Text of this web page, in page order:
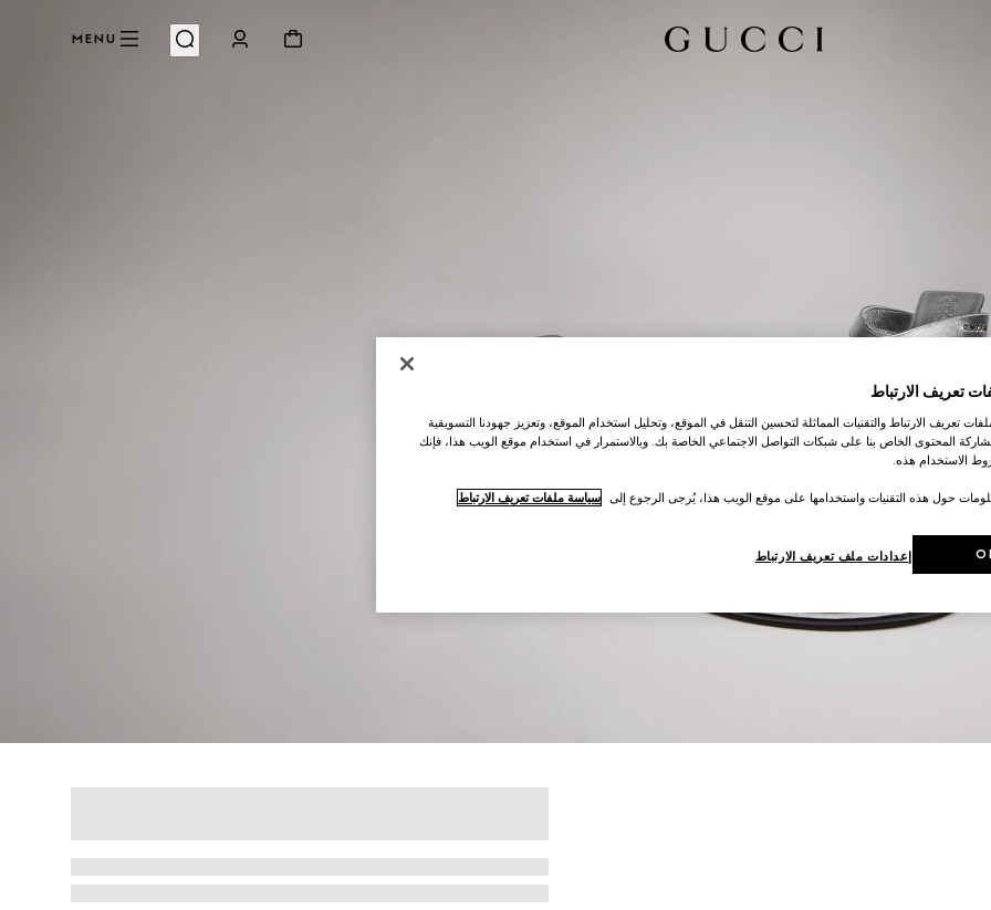
MENU
تعريف الارتباط
تعريف الارتباط والتقنيات المماثلة لتحسين التنقل في الموقع، وتحليل استخدام الموقع، وتعزيز جهودنا التسويقية
المحتوى الخاص بنا على شبكات التواصل الاجتماعي الخاصة بك. وبالاستمرار في استخدام موقع الويب هذا، فإنك
الاستخدام هذه.
حول هذه التقنيات واستخدامها على موقع الويب هذا، يُرجى الرجوع إلى سياسة ملفات تعريف الارتباط
إعدادات ملف تعريف الارتباط